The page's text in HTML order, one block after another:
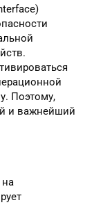
Поэтому,
и важнейший
на